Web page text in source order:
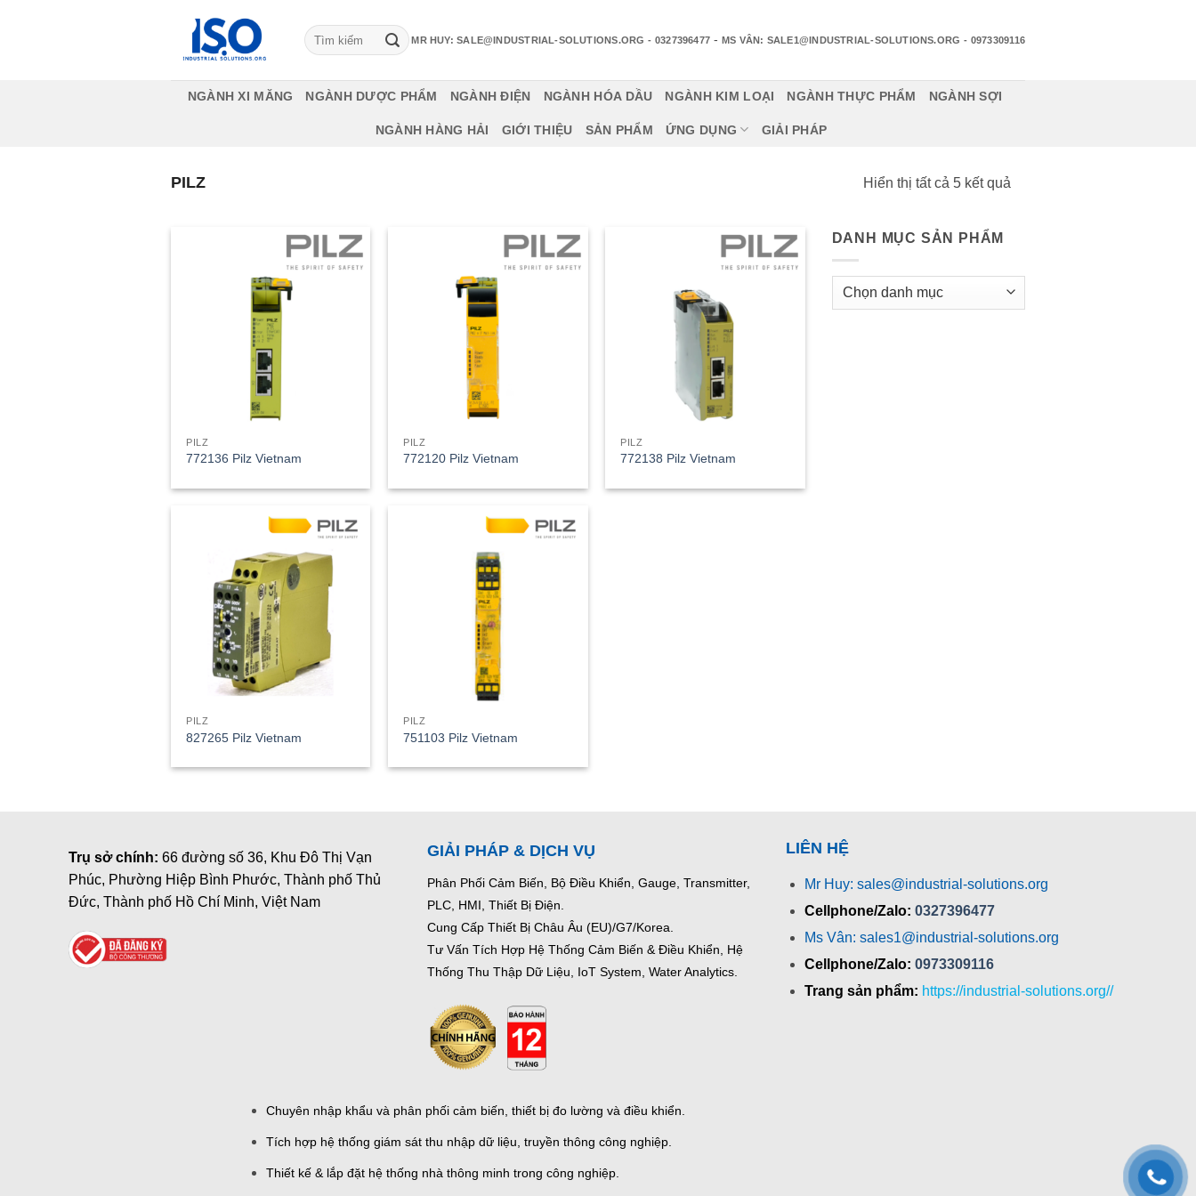
Tìm
kiếm:
MR HUY: SALE@INDUSTRIAL-SOLUTIONS.ORG - 0327396477 -MS VÂN: SALE1@INDUSTRIAL-SOLUTIONS.ORG - 0973309116
NGÀNH XI MĂNG NGÀNH DƯỢC PHẨM NGÀNH ĐIỆN NGÀNH HÓA DẦU NGÀNH KIM LOẠI NGÀNH THỰC PHẨM NGÀNH SỢI
NGÀNH HÀNG HẢI GIỚI THIỆU SẢN PHẨM ỨNG DỤNG GIẢI PHÁP
PILZ Hiển thị tất cả 5 kết quả
nhất
PILZ
772136 Pilz Vietnam
PILZ
772120 Pilz Vietnam
PILZ
772138 Pilz Vietnam
PILZ
827265 Pilz Vietnam
PILZ
751103 Pilz Vietnam
DANH MỤC SẢN PHẨM
Trụ sở chính: 66 đường số 36, Khu Đô Thị Vạn
Phúc, Phường Hiệp Bình Phước, Thành phố Thủ
Đức, Thành phố Hồ Chí Minh, Việt Nam
GIẢI PHÁP & DỊCH VỤ
Phân Phối Cảm Biến, Bộ Điều Khiển, Gauge, Transmitter,
PLC, HMI, Thiết Bị Điện.
Cung Cấp Thiết Bị Châu Âu (EU)/G7/Korea.
Tư Vấn Tích Hợp Hệ Thống Cảm Biến & Điều Khiển, Hệ
Thống Thu Thập Dữ Liệu, IoT System, Water Analytics.
LIÊN HỆ
Mr Huy: sales@industrial-solutions.org
Cellphone/Zalo: 0327396477
Ms Vân: sales1@industrial-solutions.org
Cellphone/Zalo: 0973309116
Trang sản phẩm: https://industrial-solutions.org//
Chuyên nhập khẩu và phân phối cảm biến, thiết bị đo lường và điều khiển.
Tích hợp hệ thống giám sát thu nhập dữ liệu, truyền thông công nghiệp.
Thiết kế & lắp đặt hệ thống nhà thông minh trong công nghiệp.